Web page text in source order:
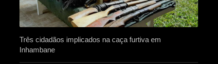
Três cidadãos implicados na caça furtiva em
Inhambane